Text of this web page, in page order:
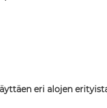
eri alojen